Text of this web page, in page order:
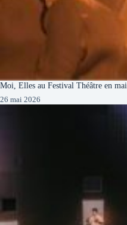
Moi, Elles au Festival Théâtre en mai
26 mai 2026